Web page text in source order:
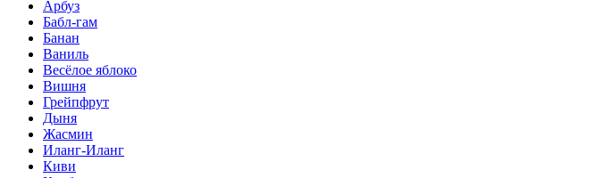
Арбуз
Бабл-гам
Банан
Ваниль
Весёлое яблоко
Вишня
Грейпфрут
Дыня
Жасмин
Иланг-Иланг
Киви